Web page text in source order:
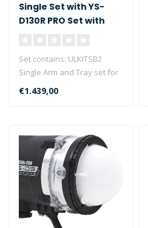
Single Set with YS-
D130R PRO Set with
Set contains: ULKITSB2
Single Arm and Tray set for
BALL mounting, 03133 YS-
€1.439,00